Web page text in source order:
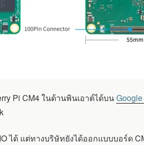
Pi CM4 ในด้านพินเอาต์ได้บน
ได้ แต่ทางบริษัทยังได้ออกแบบบอร์ด